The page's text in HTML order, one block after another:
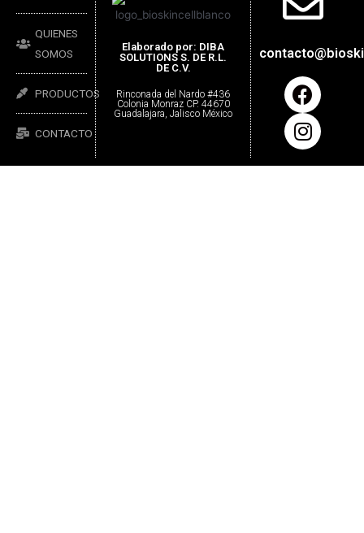
QUIENES
SOMOS
PRODUCTOS
CONTACTO
Elaborado por: DIBA
SOLUTIONS S. DE R.L.
DE C.V.
Rinconada del Nardo #436
Colonia Monraz CP. 44670
Guadalajara, Jalisco México